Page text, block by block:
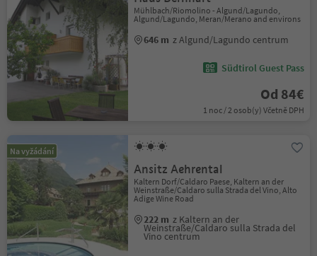
Mühlbach/Riomolino - Algund/Lagundo,
Algund/Lagundo, Meran/Merano and environs
646 m z Algund/Lagundo centrum
Südtirol Guest Pass
Od 84€
1 noc / 2 osob(y) Včetně DPH
Na vyžádání
Ansitz Aehrental
Kaltern Dorf/Caldaro Paese, Kaltern an der
Weinstraße/Caldaro sulla Strada del Vino, Alto
Adige Wine Road
222 m z Kaltern an der
Weinstraße/Caldaro sulla Strada del
Vino centrum